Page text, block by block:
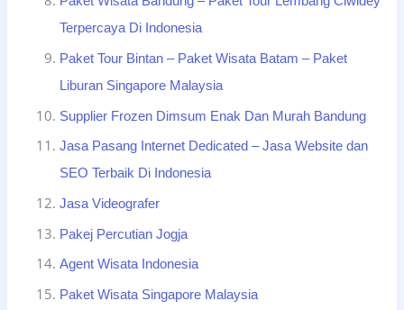
Terpercaya Di Indonesia
Paket Tour Bintan – Paket Wisata Batam – Paket
Liburan Singapore Malaysia
Supplier Frozen Dimsum Enak Dan Murah Bandung
Jasa Pasang Internet Dedicated – Jasa Website dan
SEO Terbaik Di Indonesia
Jasa Videografer
Pakej Percutian Jogja
Agent Wisata Indonesia
Paket Wisata Singapore Malaysia